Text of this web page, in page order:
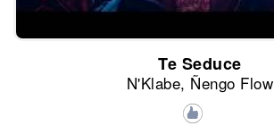
Te Seduce
N'Klabe, Ñengo Flow